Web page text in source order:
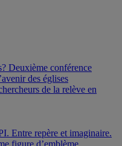
Deuxième conférence
des églises
de la relève en
Entre repère et imaginaire.
figure d’emblème